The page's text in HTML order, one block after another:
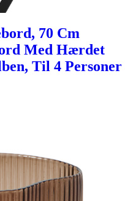
70 Cm
Med Hærdet
Til 4 Personer